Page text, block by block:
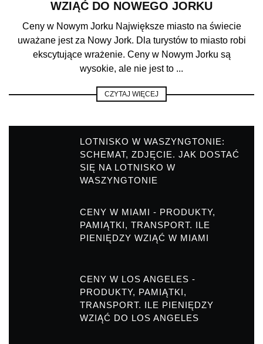
WZIĄĆ DO NOWEGO JORKU
Ceny w Nowym Jorku Największe miasto na świecie
uważane jest za Nowy Jork. Dla turystów to miasto robi
ekscytujące wrażenie. Ceny w Nowym Jorku są
wysokie, ale nie jest to ...
CZYTAJ WIĘCEJ
LOTNISKO W WASZYNGTONIE:
SCHEMAT, ZDJĘCIE. JAK DOSTAĆ
SIĘ NA LOTNISKO W
WASZYNGTONIE
CENY W MIAMI - PRODUKTY,
PAMIĄTKI, TRANSPORT. ILE
PIENIĘDZY WZIĄĆ W MIAMI
CENY W LOS ANGELES -
PRODUKTY, PAMIĄTKI,
TRANSPORT. ILE PIENIĘDZY
WZIĄĆ DO LOS ANGELES